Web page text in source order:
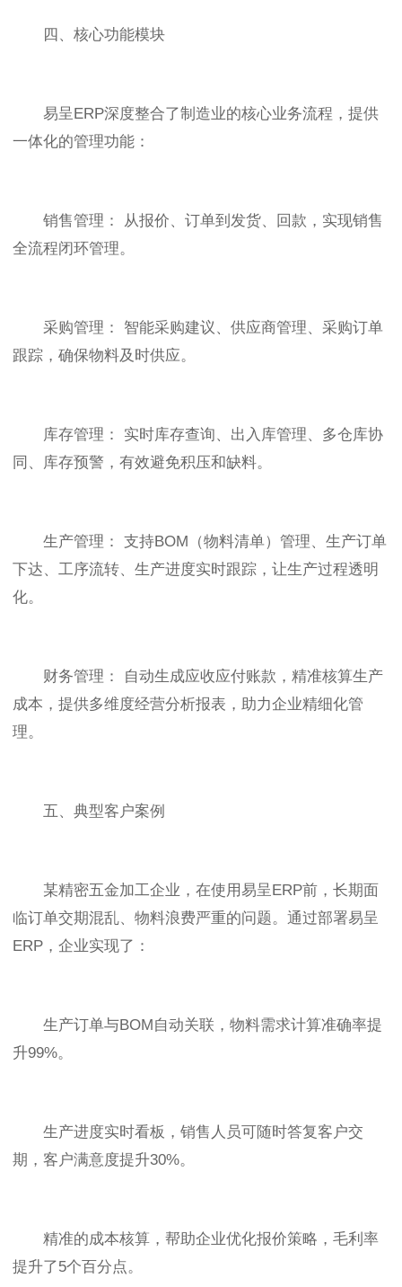
四、核心功能模块
易呈ERP深度整合了制造业的核心业务流程，提供
一体化的管理功能：
销售管理： 从报价、订单到发货、回款，实现销售
全流程闭环管理。
采购管理： 智能采购建议、供应商管理、采购订单
跟踪，确保物料及时供应。
库存管理： 实时库存查询、出入库管理、多仓库协
同、库存预警，有效避免积压和缺料。
生产管理： 支持BOM（物料清单）管理、生产订单
下达、工序流转、生产进度实时跟踪，让生产过程透明
化。
财务管理： 自动生成应收应付账款，精准核算生产
成本，提供多维度经营分析报表，助力企业精细化管
理。
五、典型客户案例
某精密五金加工企业，在使用易呈ERP前，长期面
临订单交期混乱、物料浪费严重的问题。通过部署易呈
ERP，企业实现了：
生产订单与BOM自动关联，物料需求计算准确率提
升99%。
生产进度实时看板，销售人员可随时答复客户交
期，客户满意度提升30%。
精准的成本核算，帮助企业优化报价策略，毛利率
提升了5个百分点。